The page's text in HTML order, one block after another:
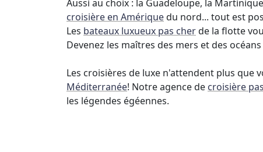
Aussi au choix : la Guadeloupe, la
croisière en Amériquedu nord... tout est
Les bateaux luxueux pas cherde la flotte
Devenez les maîtres des mers et des océans
Les croisières de luxe n'attendent plus que
Méditerranée! Notre agence de croisière
les légendes égéennes.